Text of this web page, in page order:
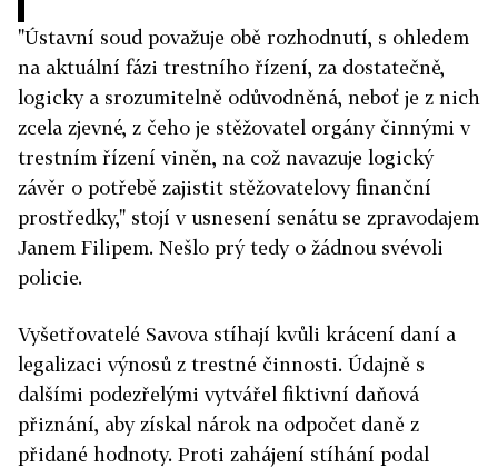
"Ústavní soud považuje obě rozhodnutí, s ohledem
na aktuální fázi trestního řízení, za dostatečně,
logicky a srozumitelně odůvodněná, neboť je z nich
zcela zjevné, z čeho je stěžovatel orgány činnými v
trestním řízení viněn, na což navazuje logický
závěr o potřebě zajistit stěžovatelovy finanční
prostředky," stojí v usnesení senátu se zpravodajem
Janem Filipem. Nešlo prý tedy o žádnou svévoli
policie.
Vyšetřovatelé Savova stíhají kvůli krácení daní a
legalizaci výnosů z trestné činnosti. Údajně s
dalšími podezřelými vytvářel fiktivní daňová
přiznání, aby získal nárok na odpočet daně z
přidané hodnoty. Proti zahájení stíhání podal